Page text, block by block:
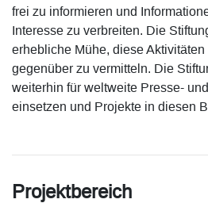
frei zu informieren und
Interesse zu verbreiten. Die
erhebliche Mühe, diese
gegenüber zu vermitteln. Die
weiterhin für weltweite Presse-
einsetzen und Projekte in diesen
Projektbereich